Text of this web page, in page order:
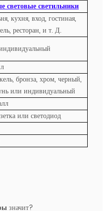
световые светильники
кухня, вход, гостиная,
ресторан, и т. Д.
бронза, хром, черный,
или индивидуальный
или светодиод
значит?